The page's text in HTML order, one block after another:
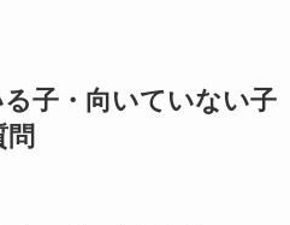
子・向いていない子